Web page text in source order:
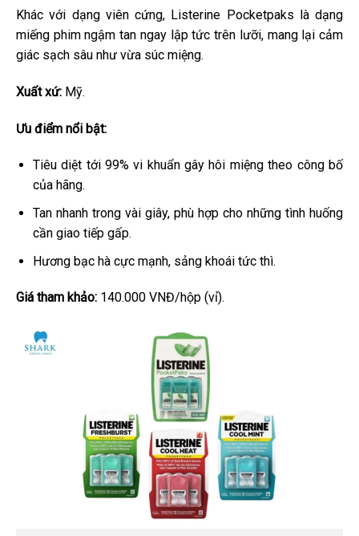
Khác với dạng viên cứng, Listerine Pocketpaks là dạng
miếng phim ngậm tan ngay lập tức trên lưỡi, mang lại cảm
giác sạch sâu như vừa súc miệng.
Xuất xứ: Mỹ.
Ưu điểm nổi bật:
Tiêu diệt tới 99% vi khuẩn gây hôi miệng theo công bố
của hãng.
Tan nhanh trong vài giây, phù hợp cho những tình huống
cần giao tiếp gấp.
Hương bạc hà cực mạnh, sảng khoái tức thì.
Giá tham khảo: 140.000 VNĐ/hộp (vỉ).